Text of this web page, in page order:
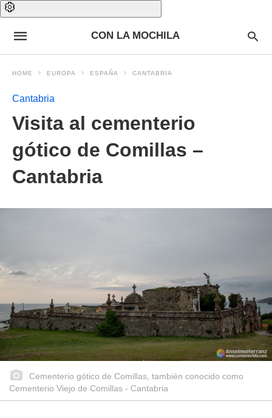
CON LA MOCHILA
HOME EUROPA ESPAÑA CANTABRIA
Cantabria
Visita al cementerio
gótico de Comillas –
Cantabria
Cementerio gótico de Comillas, también conocido como
Cementerio Viejo de Comillas - Cantabria